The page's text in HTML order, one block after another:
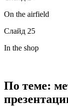
On the airfield
Слайд 25
In the shop
По теме: